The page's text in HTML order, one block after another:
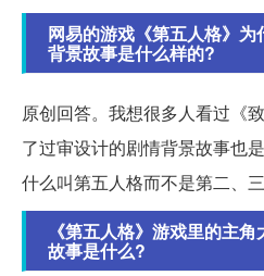
网易的游戏《第五人格》
背景故事是什么样的?
原创回答。我想很多人看过《
了过审设计的剧情背景故事也
什么叫第五人格而不是第二、
《第五人格》游戏里的主
故事是什么?